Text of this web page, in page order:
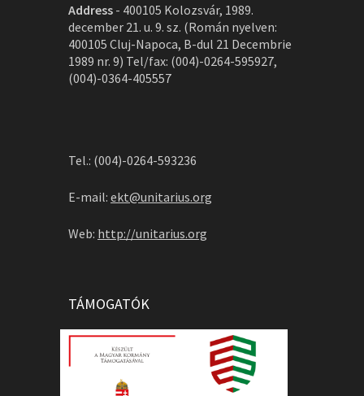
Address - 400105 Kolozsvár, 1989.
december 21. u. 9. sz. (Román nyelven:
400105 Cluj-Napoca, B-dul 21 Decembrie
1989 nr. 9) Tel/fax: (004)-0264-595927,
(004)-0364-405557
Tel.: (004)-0264-593236
E-mail: ekt@unitarius.org
Web: http://unitarius.org
TÁMOGATÓK